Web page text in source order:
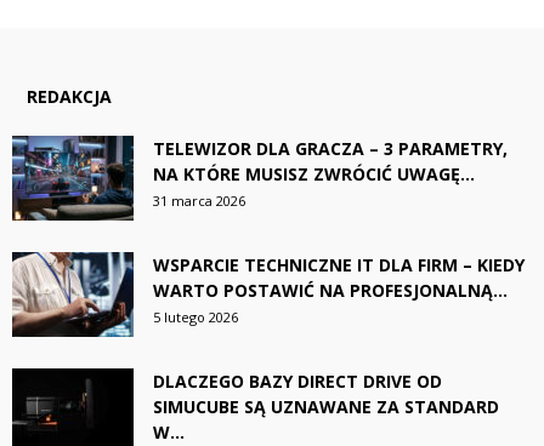
REDAKCJA
TELEWIZOR DLA GRACZA – 3 PARAMETRY,
NA KTÓRE MUSISZ ZWRÓCIĆ UWAGĘ...
31 marca 2026
WSPARCIE TECHNICZNE IT DLA FIRM – KIEDY
WARTO POSTAWIĆ NA PROFESJONALNĄ...
5 lutego 2026
DLACZEGO BAZY DIRECT DRIVE OD
SIMUCUBE SĄ UZNAWANE ZA STANDARD
W...